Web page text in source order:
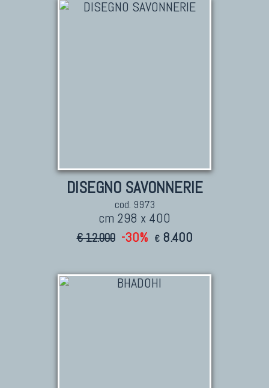
DISEGNO SAVONNERIE
cod. 9973
cm 298 x 400
€ 12.000 -30% € 8.400